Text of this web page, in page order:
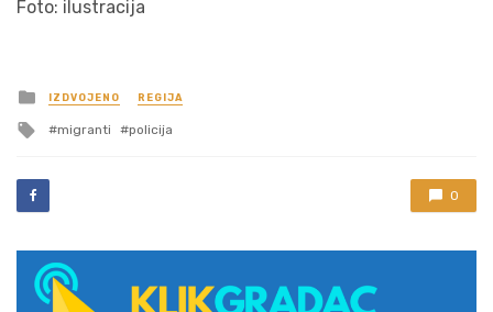
Foto: ilustracija
Posted
in
IZDVOJENO REGIJA
Tagged
migranti policija
0